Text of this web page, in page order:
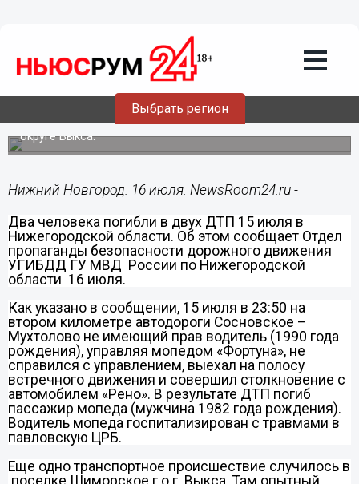
Выбрать регион
Пассажир мопеда и велосипедист
погибли в двух ДТП за минувшие сутки
в Нижегородской области
ДТП произошли в Сосновском районе и в городском
округе Выкса.
Нижний Новгород. 16 июля. NewsRoom24.ru -
Два человека погибли в двух ДТП 15 июля в
Нижегородской области. Об этом сообщает Отдел
пропаганды безопасности дорожного движения
УГИБДД ГУ МВД России по Нижегородской
области 16 июля.
Как указано в сообщении, 15 июля в 23:50 на
втором километре автодороги Сосновское –
Мухтолово не имеющий прав водитель (1990 года
рождения), управляя мопедом «Фортуна», не
справился с управлением, выехал на полосу
встречного движения и совершил столкновение с
автомобилем «Рено». В результате ДТП погиб
пассажир мопеда (мужчина 1982 года рождения).
Водитель мопеда госпитализирован с травмами в
павловскую ЦРБ.
Еще одно транспортное происшествие случилось в
поселке Шиморское г.о.г. Выкса. Там опытный